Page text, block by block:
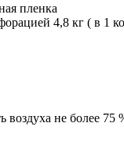
пленка
4,8 кг ( в 1
воздуха не более 75